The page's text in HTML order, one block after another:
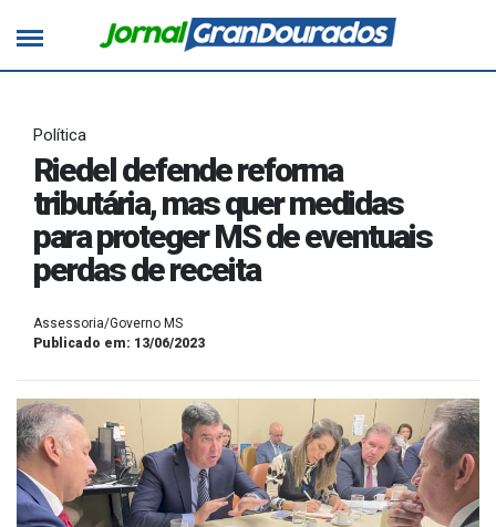
Política
Riedel defende reforma
tributária, mas quer medidas
para proteger MS de eventuais
perdas de receita
Assessoria/Governo MS
Publicado em: 13/06/2023